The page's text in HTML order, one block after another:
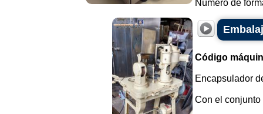
Número de
Código
Encapsulador
Con el conjunto